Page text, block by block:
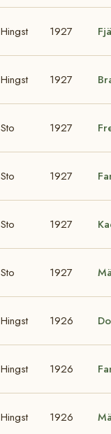
Hingst 1927
Hingst 1927
Sto 1927
Sto 1927
Sto 1927
Sto 1927
Hingst 1926
Hingst 1926
Hingst 1926